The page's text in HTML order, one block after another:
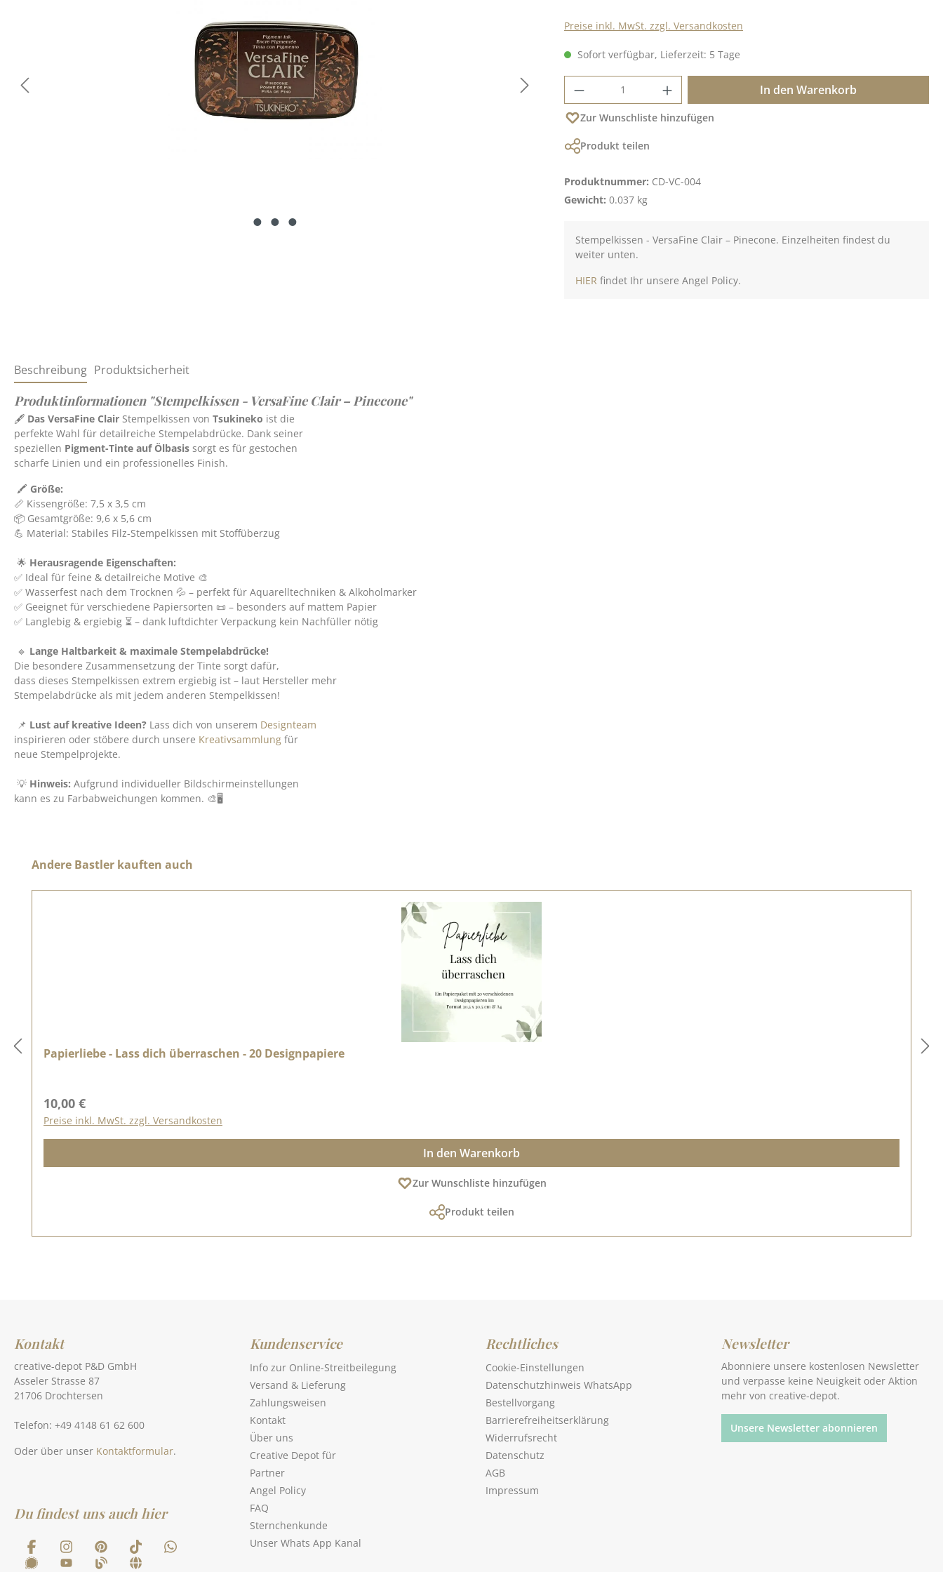
Preise inkl. MwSt. zzgl. Versandkosten
Sofort verfügbar, Lieferzeit: 5 Tage
Produkt Anzahl: Gib den gewünschten Wert
In den Warenkorb
Zur Wunschliste hinzufügen
Produkt teilen
Produktnummer: CD-VC-004
Gewicht: 0.037 kg
Stempelkissen - VersaFine Clair – Pinecone. Einzelheiten findest du
weiter unten.
HIER findet Ihr unsere Angel Policy.
Beschreibung Produktsicherheit
Produktinformationen "Stempelkissen - VersaFine Clair – Pinecone"
🖋️ Das VersaFine Clair Stempelkissen von Tsukineko ist die
perfekte Wahl für detailreiche Stempelabdrücke. Dank seiner
speziellen Pigment-Tinte auf Ölbasis sorgt es für gestochen
scharfe Linien und ein professionelles Finish.
🖍️ Größe:
📏 Kissengröße: 7,5 x 3,5 cm
📦 Gesamtgröße: 9,6 x 5,6 cm
💪 Material: Stabiles Filz-Stempelkissen mit Stoffüberzug
🌟 Herausragende Eigenschaften:
✅ Ideal für feine & detailreiche Motive 🎨
✅ Wasserfest nach dem Trocknen 💦 – perfekt für Aquarelltechniken & Alkoholmarker
✅ Geeignet für verschiedene Papiersorten 📜 – besonders auf mattem Papier
✅ Langlebig & ergiebig ⏳ – dank luftdichter Verpackung kein Nachfüller nötig
🔹 Lange Haltbarkeit & maximale Stempelabdrücke!
Die besondere Zusammensetzung der Tinte sorgt dafür,
dass dieses Stempelkissen extrem ergiebig ist – laut Hersteller mehr
Stempelabdrücke als mit jedem anderen Stempelkissen!
📌 Lust auf kreative Ideen? Lass dich von unserem Designteam
inspirieren oder stöbere durch unsere Kreativsammlung für
neue Stempelprojekte.
💡 Hinweis: Aufgrund individueller Bildschirmeinstellungen
kann es zu Farbabweichungen kommen. 🎨🖥️
Produktgalerie überspringen
Andere Bastler kauften auch
Papierliebe - Lass dich überraschen - 20 Designpapiere
Regulärer Preis:
10,00 €
Preise inkl. MwSt. zzgl. Versandkosten
In den Warenkorb
Zur Wunschliste hinzufügen
Produkt teilen
Kontakt
creative-depot P&D GmbH
Asseler Strasse 87
21706 Drochtersen
Telefon: +49 4148 61 62 600
Oder über unser Kontaktformular.
Du findest uns auch hier
Kundenservice
Info zur Online-Streitbeilegung
Versand & Lieferung
Zahlungsweisen
Kontakt
Über uns
Creative Depot für
Partner
Angel Policy
FAQ
Sternchenkunde
Unser Whats App Kanal
Rechtliches
Cookie-Einstellungen
Datenschutzhinweis WhatsApp
Bestellvorgang
Barrierefreiheitserklärung
Widerrufsrecht
Datenschutz
AGB
Impressum
Newsletter
Abonniere unsere kostenlosen Newsletter
und verpasse keine Neuigkeit oder Aktion
mehr von creative-depot.
Unsere Newsletter abonnieren